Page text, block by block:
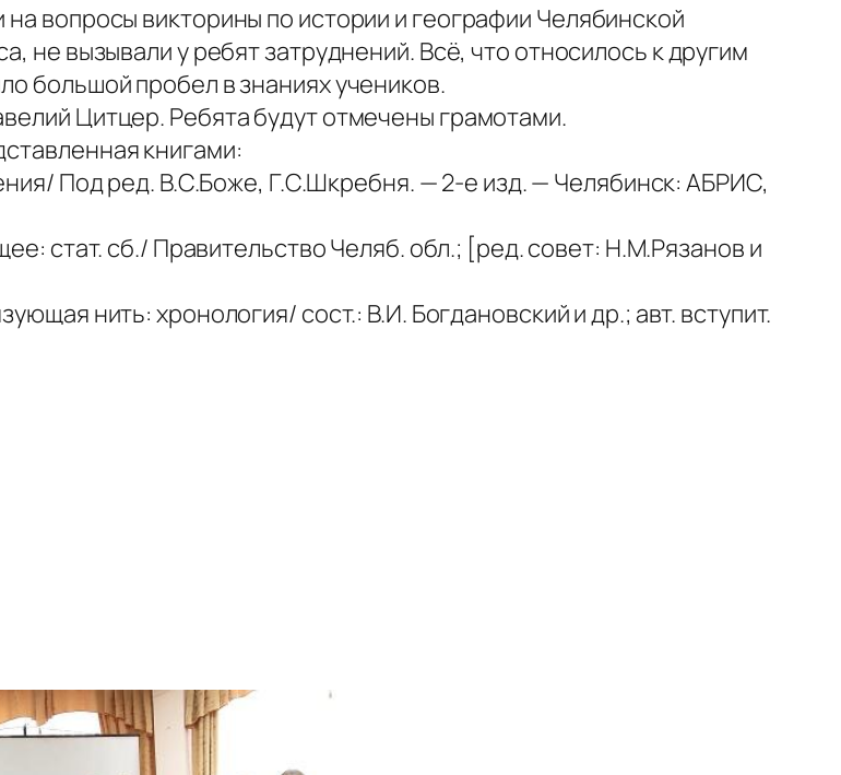
вопросы викторины по истории и географии Челябинской
не вызывали у ребят затруднений. Всё, что относилось к другим
большой пробел в знаниях учеников.
Цитцер. Ребята будут отмечены грамотами.
книгами:
Под ред. В.С.Боже, Г.С.Шкребня. — 2-е изд. — Челябинск: АБРИС,
стат. сб./ Правительство Челяб. обл.; [ред. совет: Н.М.Рязанов и
нить: хронология/ сост.: В.И. Богдановский и др.; авт. вступит.